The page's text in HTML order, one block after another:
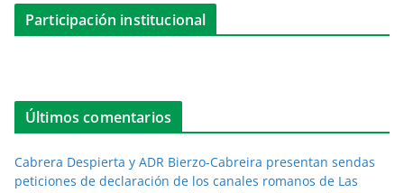
Participación institucional
Últimos comentarios
Cabrera Despierta y ADR Bierzo-Cabreira presentan sendas
peticiones de declaración de los canales romanos de Las